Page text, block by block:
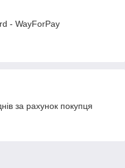
- WayForPay
за рахунок покупця